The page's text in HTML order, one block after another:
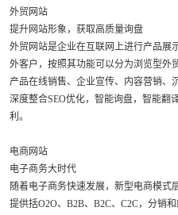
外贸网站
提升网站形象，获取高质量询盘
外贸网站是企业在互联网上进行产品展
外客户，按照其功能可以分为浏览型外
产品在线销售、企业宣传、内容营销、
深度整合SEO优化，智能询盘，智能翻
利。
电商网站
电子商务大时代
随着电子商务快速发展，新型电商模式
提供括O2O、B2B、B2C、C2C，分销